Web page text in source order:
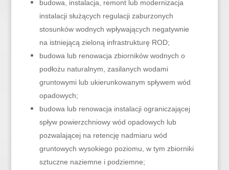
budowa, instalacja, remont lub modernizacja
instalacji służących regulacji zaburzonych
stosunków wodnych wpływających negatywnie
na istniejącą zieloną infrastrukturę ROD;
budowa lub renowacja zbiorników wodnych o
podłożu naturalnym, zasilanych wodami
gruntowymi lub ukierunkowanym spływem wód
opadowych;
budowa lub renowacja instalacji ograniczającej
spływ powierzchniowy wód opadowych lub
pozwalającej na retencję nadmiaru wód
gruntowych wysokiego poziomu, w tym zbiorniki
sztuczne naziemne i podziemne;